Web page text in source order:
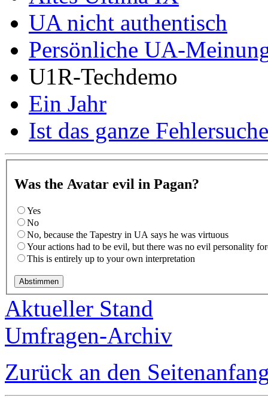
UA nicht authentisch
Persönliche UA-
U1R-Techdemo
Ein Jahr
Ist das ganze
Was the Avatar evil in Pagan?
Yes
No
No, because the Tapestry in UA says he was virtuous
Your actions had to be evil, but there was no evil personality
This is entirely up to your own interpretation
Aktueller Stand
Umfragen-Archiv
Zurück an den